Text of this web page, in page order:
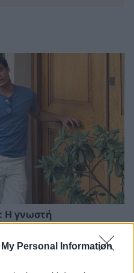
Personal Information
Η γνωστή
να πάει στο podcast